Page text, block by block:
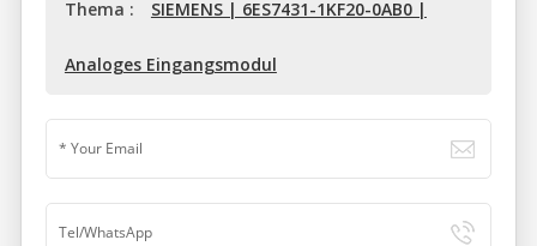
Thema : SIEMENS | 6ES7431-1KF20-0AB0 |
Analoges Eingangsmodul